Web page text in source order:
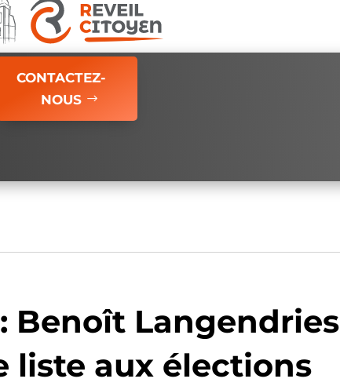
CONTACTEZ-
NOUS
Benoît Langendries
liste aux élections